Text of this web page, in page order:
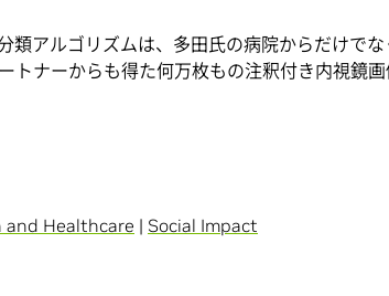
アルゴリズムは、多田氏の病院からだけでな
トナーからも得た何万枚もの注釈付き内視鏡画
and Healthcare | Social Impact